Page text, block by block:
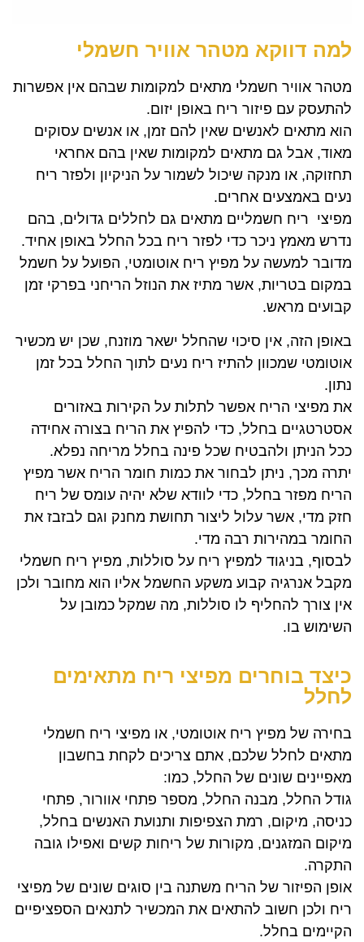
למה דווקא מטהר אוויר חשמלי
מטהר אוויר חשמלי מתאים למקומות שבהם אין אפשרות
להתעסק עם פיזור ריח באופן יזום.
הוא מתאים לאנשים שאין להם זמן, או אנשים עסוקים
מאוד, אבל גם מתאים למקומות שאין בהם אחראי
תחזוקה, או מנקה שיכול לשמור על הניקיון ולפזר ריח
נעים באמצעים אחרים.
מפיצי ריח חשמליים מתאים גם לחללים גדולים, בהם
נדרש מאמץ ניכר כדי לפזר ריח בכל החלל באופן אחיד.
מדובר למעשה על מפיץ ריח אוטומטי, הפועל על חשמל
במקום בטריות, אשר מתיז את הנוזל הריחני בפרקי זמן
קבועים מראש.
באופן הזה, אין סיכוי שהחלל ישאר מוזנח, שכן יש מכשיר
אוטומטי שמכוון להתיז ריח נעים לתוך החלל בכל זמן
נתון.
את מפיצי הריח אפשר לתלות על הקירות באזורים
אסטרטגיים בחלל, כדי להפיץ את הריח בצורה אחידה
ככל הניתן ולהבטיח שכל פינה בחלל מריחה נפלא.
יתרה מכך, ניתן לבחור את כמות חומר הריח אשר מפיץ
הריח מפזר בחלל, כדי לוודא שלא יהיה עומס של ריח
חזק מדי, אשר עלול ליצור תחושת מחנק וגם לבזבז את
החומר במהירות רבה מדי.
לבסוף, בניגוד למפיץ ריח על סוללות, מפיץ ריח חשמלי
מקבל אנרגיה קבוע משקע החשמל אליו הוא מחובר ולכן
אין צורך להחליף לו סוללות, מה שמקל כמובן על
השימוש בו.
כיצד בוחרים מפיצי ריח מתאימים
לחלל
בחירה של מפיץ ריח אוטומטי, או מפיצי ריח חשמלי
מתאים לחלל שלכם, אתם צריכים לקחת בחשבון
מאפיינים שונים של החלל, כמו:
גודל החלל, מבנה החלל, מספר פתחי אוורור, פתחי
כניסה, מיקום, רמת הצפיפות ותנועת האנשים בחלל,
מיקום המזגנים, מקורות של ריחות קשים ואפילו גובה
התקרה.
אופן הפיזור של הריח משתנה בין סוגים שונים של מפיצי
ריח ולכן חשוב להתאים את המכשיר לתנאים הספציפיים
הקיימים בחלל.